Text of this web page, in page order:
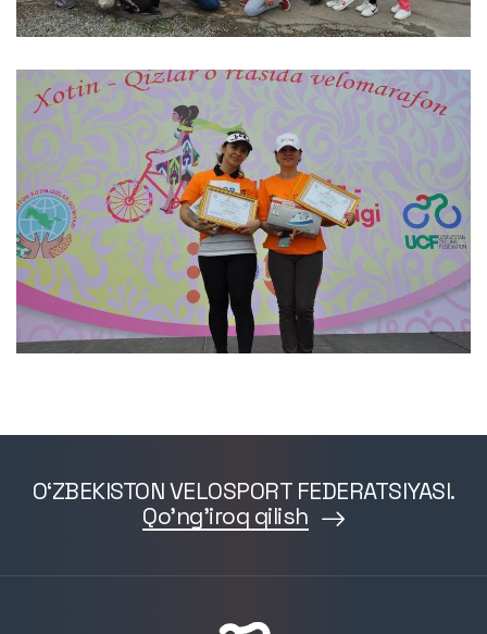
O‘ZBEKISTON VELOSPORT FEDERATSIYASI.
Qo'ng'iroq qilish